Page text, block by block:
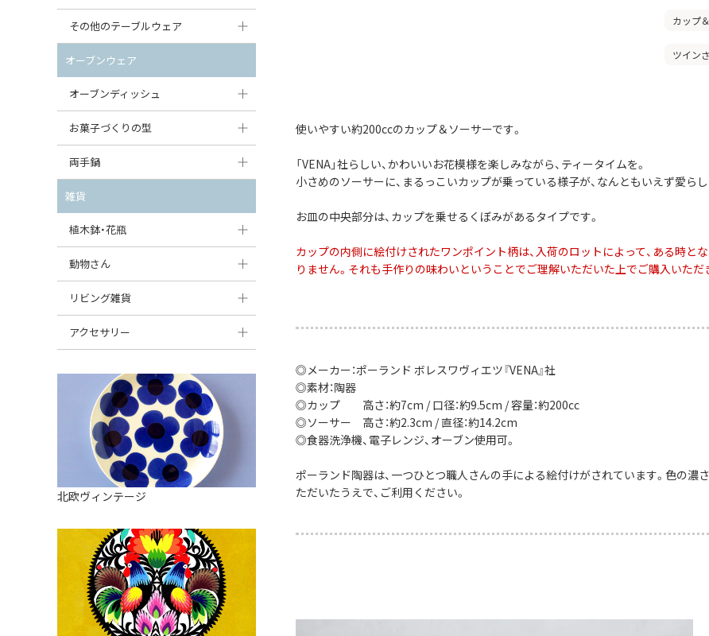
カップ
ツイン
使いやすい約200ccのカップ＆ソーサーです。
「VENA」社らしい、かわいいお花模様を楽しみながら、ティータイムを。
小さめのソーサーに、まるっこいカップが乗っている様子が、なんともいえず愛ら
お皿の中央部分は、カップを乗せるくぼみがあるタイプです。
カップの内側に絵付けされたワンポイント柄は、入荷のロットによって、ある時と
りません。それも手作りの味わいということでご理解いただいた上でご購入いただ
◎メーカー：ポーランド ボレスワヴィエツ『VENA』社
◎素材：陶器
◎カップ 高さ：約7cm / 口径：約9.5cm / 容量：約200cc
◎ソーサー 高さ：約2.3cm / 直径：約14.2cm
◎食器洗浄機、電子レンジ、オーブン使用可。
ポーランド陶器は、一つひとつ職人さんの手による絵付けがされています。色の
ただいたうえで、ご利用ください。
スープ皿
ダルマプレート
たまご型プレート
ハート型プレート
変形プレート
分割ディッシュ
すべて見る
丸鉢・どんぶり・ボウル
茶碗
オーバルボウル
ハートボウル
葉っぱ型ボウル
りんご型ボウル
いちご型ボウル
星型ボウル
スープカップ
そば猪口・フリーカップ
ココット
薬味入れ
ミキシングボウル
すべて見る
ガーリックポット
オニオンキャニスター
ガーリックキャニスター
チーズケース
バターディッシュ
六角形ポット
ボトル
すべて見る
スープチュリーン
角型カッティングボード
丸型カッティングボード
すべて見る
その他のテーブルウェア
調味料入れ
グレイヴィーボート
エッグカップ
ケーキスタンド
カトラリー
はしおき・カトラリーレスト
オーブンウェア
オーブンディッシュ
大型（24cm〜）
中型（18〜24cm）
スクエアオーブンディッシュ
オーバルオーブンディッシュ
すべて見る
お菓子づくりの型
パウンド型
マフィン型
すべて見る
両手鍋
チュリーン
キャセロール
すべて見る
雑貨
植木鉢・花瓶
植木鉢
花瓶
動物さん
フィギュア・置物
貯金箱
オーナメント
クリーマー
リビング雑貨
スツール
バス・洗面用品
家具小物
小物入れ
アロマポット
バスケット
装飾用タイル・プレート
ミニチュア
アクセサリー
ペンダントトップ
すべて見る
北欧ヴィンテージ